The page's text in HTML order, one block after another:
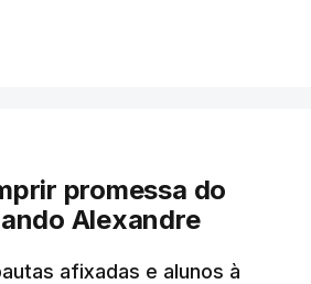
promessa do
Alexandre
afixadas e alunos à